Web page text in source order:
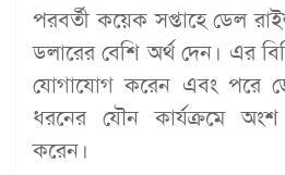
পরবর্তী কয়েক সপ্তাহে ডেল
ডলারের বেশি অর্থ দেন। এর
যোগাযোগ করেন এবং পরে
ধরনের যৌন কার্যক্রমে
করেন।